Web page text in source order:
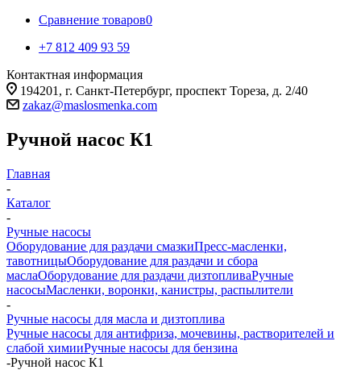
Сравнение товаров0
+7 812 409 93 59
Контактная информация
194201, г. Санкт-Петербург, проспект Тореза, д. 2/40
zakaz@maslosmenka.com
Ручной насос К1
Главная
-
Каталог
-
Ручные насосы
Оборудование для раздачи смазкиПресс-масленки,
тавотницыОборудование для раздачи и сбора
маслаОборудование для раздачи дизтопливаРучные
насосыМасленки, воронки, канистры, распылители
-
Ручные насосы для масла и дизтоплива
Ручные насосы для антифриза, мочевины, растворителей и
слабой химииРучные насосы для бензина
-Ручной насос К1